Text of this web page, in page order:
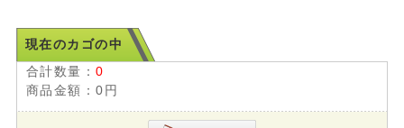
現在のカゴの中
合計数量：0
商品金額：0円